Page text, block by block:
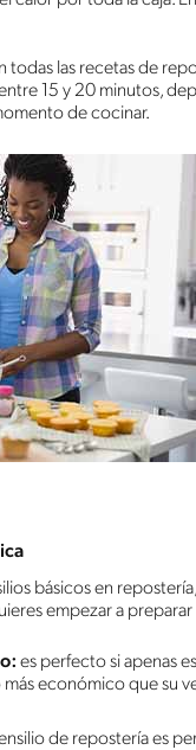
todas las recetas de
15 y 20 minutos,
de cocinar.
básicos en
empezar a
es perfecto si apenas
económico que su
de repostería es